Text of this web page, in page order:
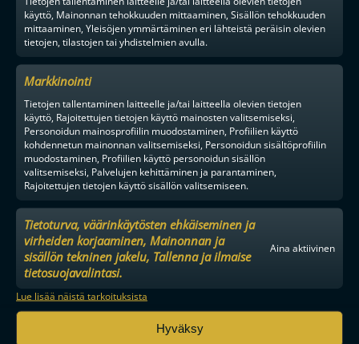
käyttö, Mainonnan tehokkuuden mittaaminen, Sisällön tehokkuuden
mittaaminen, Yleisöjen ymmärtäminen eri lähteistä peräisin olevien
tietojen, tilastojen tai yhdistelmien avulla.
Markkinointi
Tietojen tallentaminen laitteelle ja/tai laitteella olevien tietojen
käyttö, Rajoitettujen tietojen käyttö mainosten valitsemiseksi,
Personoidun mainosprofiilin muodostaminen, Profiilien käyttö
kohdennetun mainonnan valitsemiseksi, Personoidun sisältöprofiilin
muodostaminen, Profiilien käyttö personoidun sisällön
valitsemiseksi, Palvelujen kehittäminen ja parantaminen,
Rajoitettujen tietojen käyttö sisällön valitsemiseen.
Tietoturva, väärinkäytösten ehkäiseminen ja
virheiden korjaaminen, Mainonnan ja
sisällön tekninen jakelu, Tallenna ja ilmaise
tietosuojavalintasi.
Aina aktiivinen
Lue lisää näistä tarkoituksista
Hyväksy
MAAILMAN VIIHDYTTÄVINTÄ SALIBANDYA